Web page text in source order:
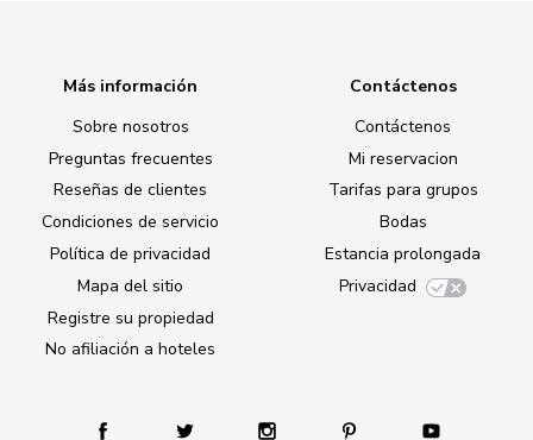
Más información
Sobre nosotros
Preguntas frecuentes
Reseñas de clientes
Condiciones de servicio
Política de privacidad
Mapa del sitio
Registre su propiedad
No afiliación a hoteles
Contáctenos
Contáctenos
Mi reservacion
Tarifas para grupos
Bodas
Estancia prolongada
Privacidad